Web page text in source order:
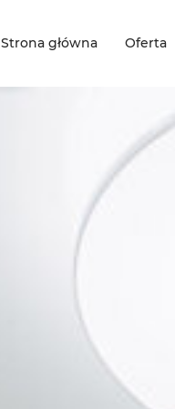
Strona główna Oferta